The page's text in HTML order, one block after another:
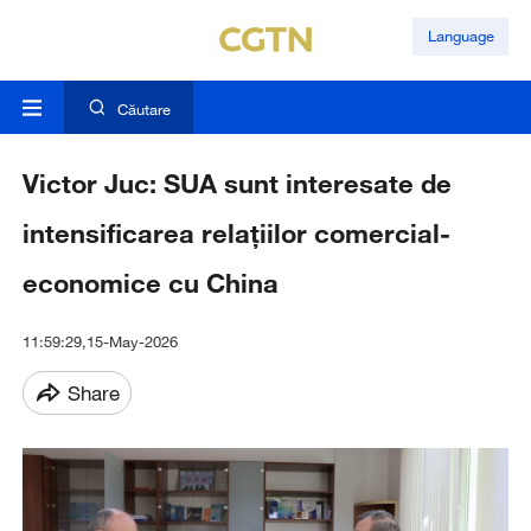
Language
Căutare
Victor Juc: SUA sunt interesate de
intensificarea relațiilor comercial-
economice cu China
11:59:29,15-May-2026
Share